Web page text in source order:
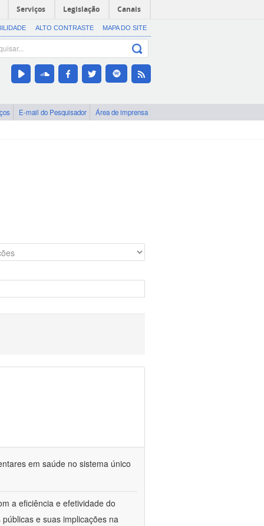
Serviços Legislação Canais
ALTO CONTRASTE MAPA DO SITE
E-mail do Pesquisador Área de imprensa
em saúde no sistema único
a eficiência e efetividade do
e suas implicações na